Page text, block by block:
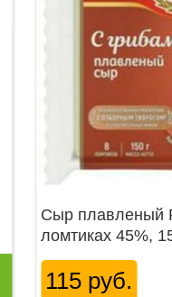
Сыр плавленый
ломтиках 45%,
115 руб.